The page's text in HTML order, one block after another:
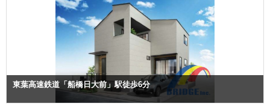
東葉高速鉄道「船橋日大前」駅徒歩6分